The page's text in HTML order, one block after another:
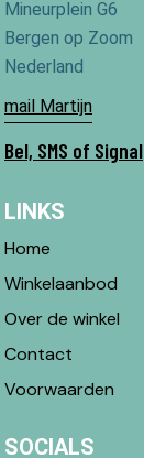
Mineurplein G6
Bergen op Zoom
Nederland
mail Martijn
Bel, SMS of Signal
LINKS
Home
Winkelaanbod
Over de winkel
Contact
Voorwaarden
SOCIALS